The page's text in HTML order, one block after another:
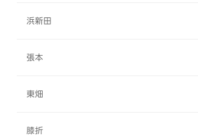
浜新田
張本
東畑
膝折